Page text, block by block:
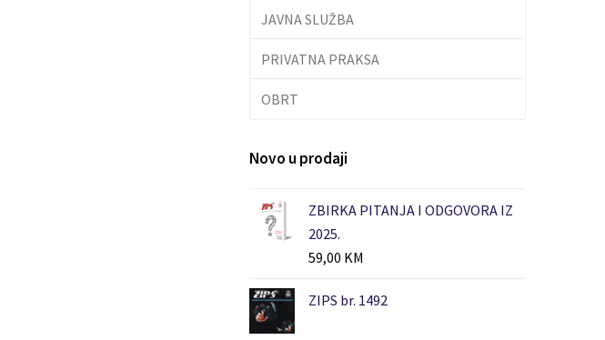
JAVNA SLUŽBA
PRIVATNA PRAKSA
OBRT
Novo u prodaji
ZBIRKA PITANJA I ODGOVORA IZ
2025.
59,00 KM
ZIPS br. 1492